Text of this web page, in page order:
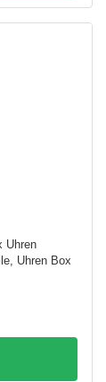
Uhren
Uhren Box